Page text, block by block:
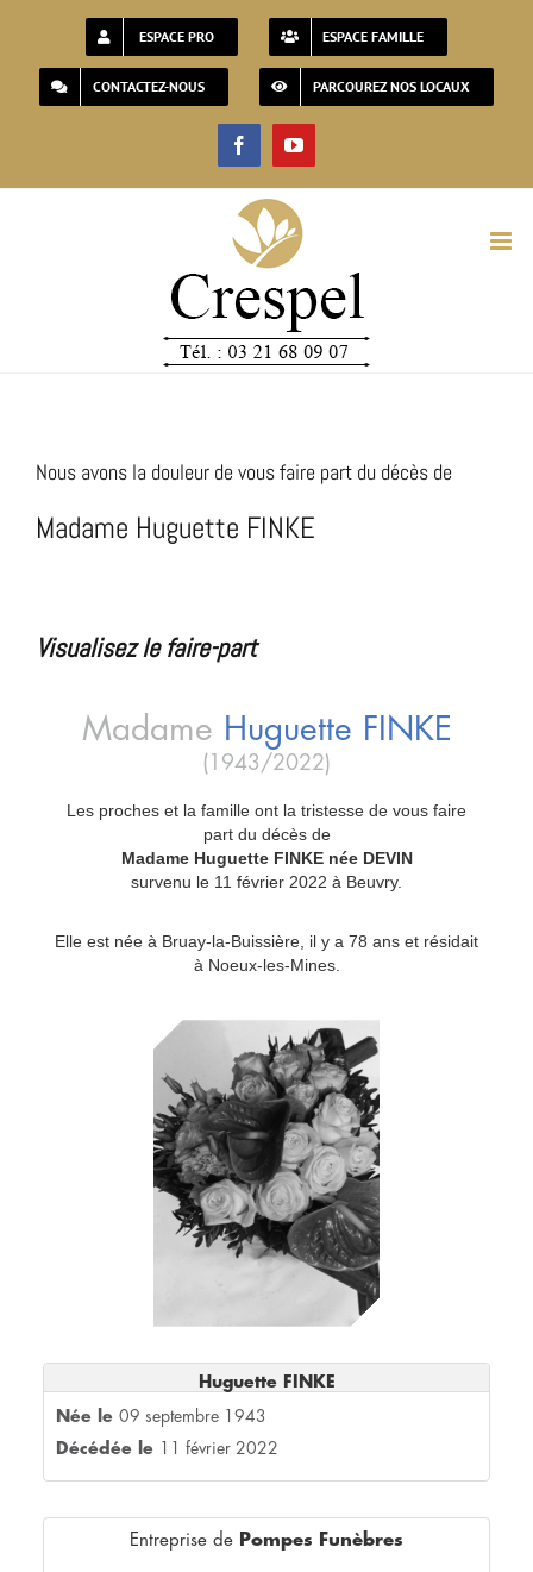
contenu
ESPACE PRO ESPACE FAMILLE
CONTACTEZ-NOUS PARCOUREZ NOS LOCAUX
FacebookYouTube
Nous avons la douleur de vous faire part du décès de
Madame Huguette FINKE
Visualisez le faire-part